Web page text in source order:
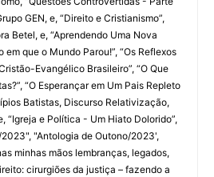
GEN, e, “Direito e Cristianismo”,
Betel, e, “Aprendendo Uma Nova
que o Mundo Parou!”, “Os Reflexos
Evangélico Brasileiro”, “O Que
“O Esperançar em Um Pais Repleto
Batistas, Discurso Relativização,
“Igreja e Política - Um Hiato Dolorido”,
"Antologia de Outono/2023',
minhas mãos lembranças, legados,
cirurgiões da justiça – fazendo a